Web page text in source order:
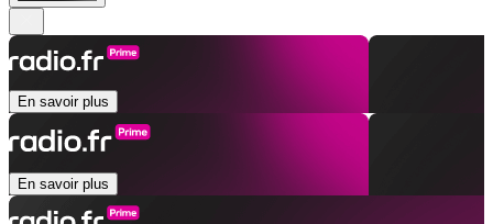
En savoir plus
En savoir plus